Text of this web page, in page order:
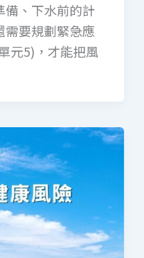
備、下水前的計
需要規劃緊急應
元5)，才能把風